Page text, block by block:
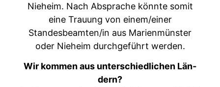
Nieheim. Nach Absprache kön­nte somit
eine Trau­ung von einem/einer
Standesbeamten/in aus Marien­mün­ster
oder Nieheim durchge­führt werden.
Wir kom­men aus unter­schiedlichen Län­
dern?